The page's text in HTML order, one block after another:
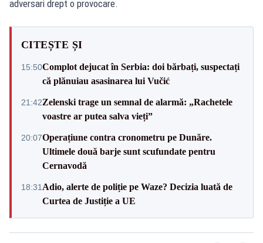
adversari drept o provocare.
CITEȘTE ȘI
15:50Complot dejucat în Serbia: doi bărbați, suspectați
că plănuiau asasinarea lui Vučić
21:42Zelenski trage un semnal de alarmă: „Rachetele
voastre ar putea salva vieți”
20:07Operațiune contra cronometru pe Dunăre.
Ultimele două barje sunt scufundate pentru
Cernavodă
18:31 Adio, alerte de poliție pe Waze? Decizia luată de
Curtea de Justiție a UE